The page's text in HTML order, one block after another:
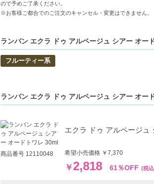
シダーウッド、クリスタルアンバー、ムスク
※こちらの商品はアルコールを含むため配送業者の
【商品の特徴】
フレッシュなトップノート-マンダリン、ドラゴン
優しい香りを好む女性
日常生活に香りを取り入れたい方
【JAN/UPC:3386460123181】
ので予めご了承ください。
※お客様ご都合でのご注文のキャンセル・変更はできません。
ランバン エクラ ドゥ アルページュ シアー オー
フルーティー系
ランバン エクラ ドゥ アルページュ シアー オー
商品番号 12110048
エクラ ドゥ アルページュ
希望小売価格 ￥7,370
￥2,818 61％OFF (税